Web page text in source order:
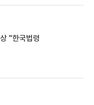
"한국법령